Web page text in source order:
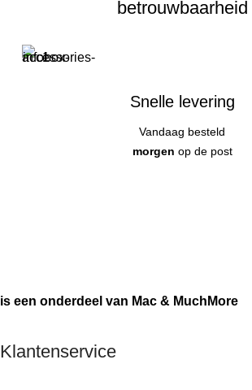
betrouwbaarheid
Snelle levering
Vandaag besteld
morgen op de post
is een onderdeel van Mac & MuchMore
Klantenservice